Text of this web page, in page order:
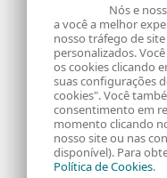
Sobre o
Fale Conosco
Informação Legal
Política de
Nós e
a você a melhor
nosso tráfego de
personalizados.
os cookies clicando
suas configurações
cookies". Você
consentimento em
momento clicando
nosso site ou nas
disponível). Para
Política de Cookies.